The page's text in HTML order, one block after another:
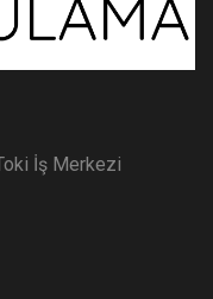
İş Merkezi